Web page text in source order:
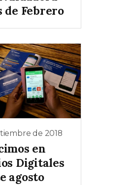
de Febrero
de 2018
en
Digitales
agosto